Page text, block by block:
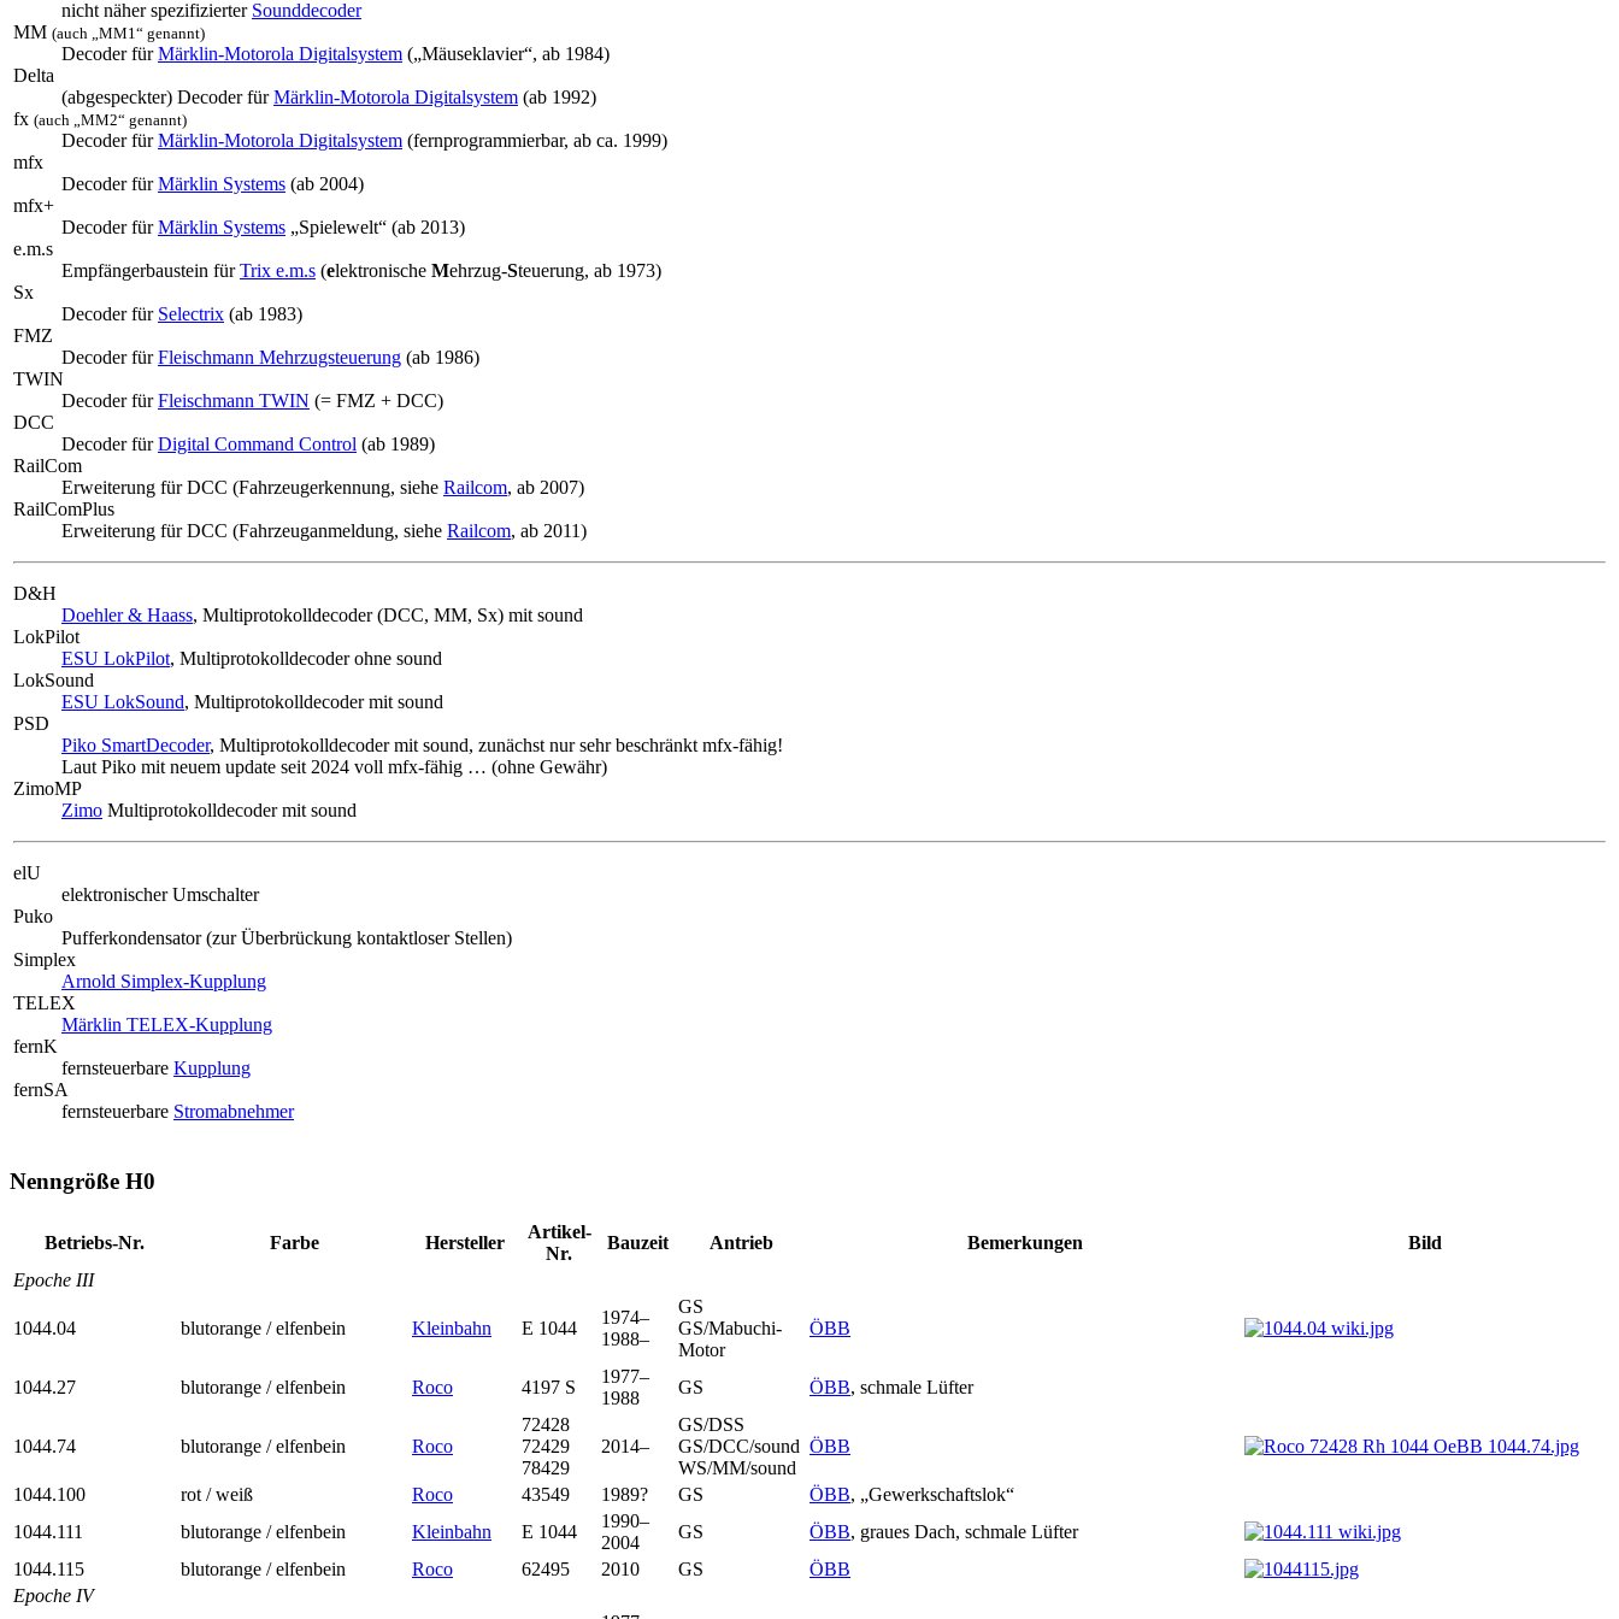
nicht näher spezifizierter Sounddecoder
MM (auch „MM1“ genannt)
Decoder fürMärklin-Motorola Digitalsystem („Mäuseklavier“, ab 1984)
Delta
(abgespeckter) Decoder fürMärklin-Motorola Digitalsystem (ab 1992)
fx (auch „MM2“ genannt)
Decoder fürMärklin-Motorola Digitalsystem (fernprogrammierbar, ab ca. 1999)
mfx
Decoder fürMärklin Systems (ab 2004)
mfx+
Decoder fürMärklin Systems „Spielewelt“ (ab 2013)
e.m.s
Empfängerbaustein fürTrix e.m.s (elektronische Mehrzug-Steuerung, ab 1973)
Sx
Decoder für Selectrix (ab 1983)
FMZ
Decoder fürFleischmann Mehrzugsteuerung (ab 1986)
TWIN
Decoder fürFleischmann TWIN (= FMZ + DCC)
DCC
Decoder fürDigital Command Control (ab 1989)
RailCom
Erweiterung für DCC (Fahrzeugerkennung, siehe Railcom, ab 2007)
RailComPlus
Erweiterung für DCC (Fahrzeuganmeldung, siehe Railcom, ab 2011)
D&H
Doehler & Haass, Multiprotokolldecoder (DCC, MM, Sx) mit sound
LokPilot
ESU LokPilot, Multiprotokolldecoder ohne sound
LokSound
ESU LokSound, Multiprotokolldecoder mit sound
PSD
Piko SmartDecoder, Multiprotokolldecoder mit sound, zunächst nur sehr beschränkt mfx-fähig!
Laut Piko mit neuem update seit 2024 voll mfx-fähig … (ohne Gewähr)
ZimoMP
Zimo Multiprotokolldecoder mit sound
elU
elektronischer Umschalter
Puko
Pufferkondensator (zur Überbrückung kontaktloser Stellen)
Simplex
Arnold Simplex-Kupplung
TELEX
Märklin TELEX-Kupplung
fernK
fernsteuerbare Kupplung
fernSA
fernsteuerbare Stromabnehmer
Nenngröße H0
Betriebs-Nr. Farbe Her­steller
Artikel-
Nr.
Bauzeit Antrieb Bemer­kungen
Bild
Epoche III
1044.04 blutorange / elfenbein Kleinbahn E 1044
1974–
1988–
GS
GS/Mabuchi-
Motor
ÖBB
1044.27 blutorange / elfenbein Roco 4197 S
1977–
1988
GS ÖBB, schmale Lüfter
1044.74 blutorange / elfenbein Roco
72428
72429
78429
2014–
GS/DSS
GS/DCC/sound
WS/MM/sound
ÖBB
1044.100 rot / weiß Roco 43549 1989? GS ÖBB, „Gewerk­schaftslok“
1044.111
blutorange / elfenbein Kleinbahn E 1044
1990–
2004
GS ÖBB, graues Dach, schmale Lüfter
1044.115
blutorange / elfenbein Roco 62495 2010 GS
ÖBB
Epoche IV